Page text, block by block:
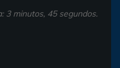
3 minutos, 45 segundos.